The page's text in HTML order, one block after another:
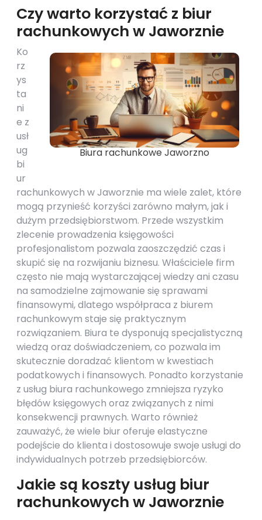
Czy warto korzystać z biur
rachunkowych w Jaworznie
Biura rachunkowe Jaworzno
Ko
rz
ys
ta
ni
e z
usł
ug
bi
ur
rachunkowych w Jaworznie ma wiele zalet, które
mogą przynieść korzyści zarówno małym, jak i
dużym przedsiębiorstwom. Przede wszystkim
zlecenie prowadzenia księgowości
profesjonalistom pozwala zaoszczędzić czas i
skupić się na rozwijaniu biznesu. Właściciele firm
często nie mają wystarczającej wiedzy ani czasu
na samodzielne zajmowanie się sprawami
finansowymi, dlatego współpraca z biurem
rachunkowym staje się praktycznym
rozwiązaniem. Biura te dysponują specjalistyczną
wiedzą oraz doświadczeniem, co pozwala im
skutecznie doradzać klientom w kwestiach
podatkowych i finansowych. Ponadto korzystanie
z usług biura rachunkowego zmniejsza ryzyko
błędów księgowych oraz związanych z nimi
konsekwencji prawnych. Warto również
zauważyć, że wiele biur oferuje elastyczne
podejście do klienta i dostosowuje swoje usługi do
indywidualnych potrzeb przedsiębiorców.
Jakie są koszty usług biur
rachunkowych w Jaworznie